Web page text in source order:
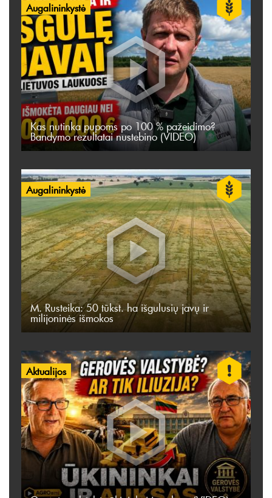
Augalininkystė
Kas nutinka pupoms po 100 % pažeidimo?
Bandymo rezultatai nustebino (VIDEO)
Augalininkystė
M. Rusteika: 50 tūkst. ha išgulusių javų ir
milijoninės išmokos
Aktualijos